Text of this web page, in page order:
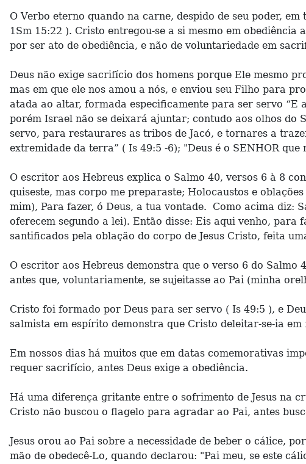
O Verbo eterno quando na carne, despido de seu poder,
1Sm 15:22 ). Cristo entregou-se a si mesmo em
por ser ato de obediência, e não de voluntariedade em
Deus não exige sacrifício dos homens porque Ele mesmo
mas em que ele nos amou a nós, e enviou seu Filho para
atada ao altar, formada especificamente para ser servo “E
porém Israel não se deixará ajuntar; contudo aos olhos do
servo, para restaurares as tribos de Jacó, e tornares a
extremidade da terra” ( Is 49:5 -6); "Deus é o SENHOR
O escritor aos Hebreus explica o Salmo 40, versos 6 à 8
quiseste, mas corpo me preparaste; Holocaustos e
mim), Para fazer, ó Deus, a tua vontade. Como acima diz:
oferecem segundo a lei). Então disse: Eis aqui venho,
santificados pela oblação do corpo de Jesus Cristo, feita
O escritor aos Hebreus demonstra que o verso 6 do
antes que, voluntariamente, se sujeitasse ao Pai (minha
Cristo foi formado por Deus para ser servo ( Is 49:5 ), e
salmista em espírito demonstra que Cristo deleitar-se-ia
Em nossos dias há muitos que em datas comemorativas
requer sacrifício, antes Deus exige a obediência.
Há uma diferença gritante entre o sofrimento de Jesus na
Cristo não buscou o flagelo para agradar ao Pai, antes
Jesus orou ao Pai sobre a necessidade de beber o cálice,
mão de obedecê-Lo, quando declarou: "Pai meu, se este